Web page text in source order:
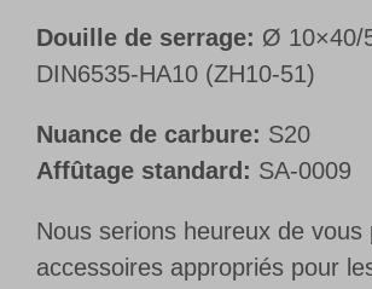
Douille de serrage: Ø 10×40/
DIN6535-HA10 (ZH10-51)
Nuance de carbure: S20
Affûtage standard: SA-0009
Nous serions heureux de vous
accessoires appropriés pour